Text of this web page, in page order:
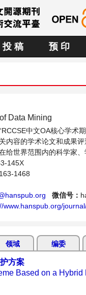
投 稿 预 印
Data Mining
中文OA核心学
内容的学术论文和成果
给世界范围内的科学家
。
145X
1468
微信号：
www.hanspub.org/
领域 编委
方案
Based on a